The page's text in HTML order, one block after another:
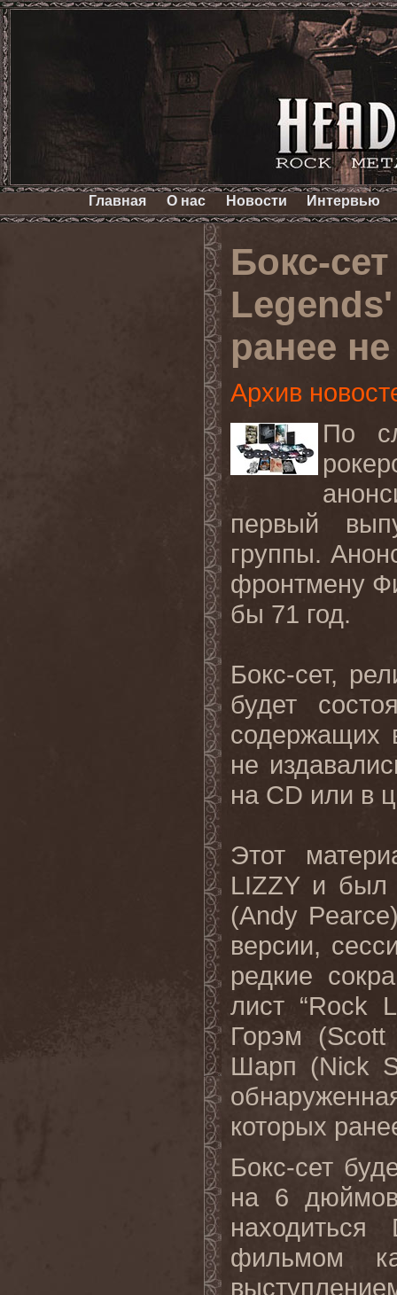
Главная О нас Новости Интервью
Бокс-
ранее
Архив
По
первый
группы.
фронтмену
бы 71 год.
Бокс-сет,
будет
содержащих
не
на CD или в
Этот
LIZZY и был
(Andy
версии,
редкие
лист “Rock
Горэм
Шарп (Nick
которых
Бокс-сет
на 6
фильмом